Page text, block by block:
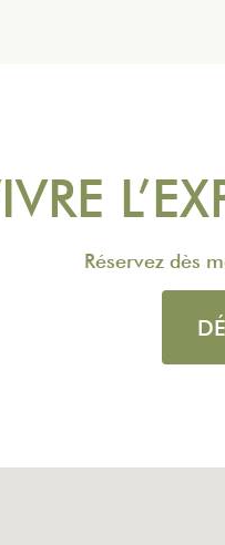
Réservez dès